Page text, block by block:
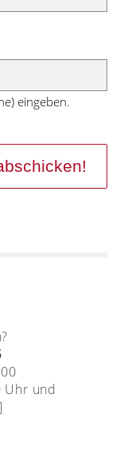
eingeben.
Uhr und